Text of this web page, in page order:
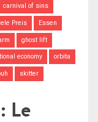
carnival of sins
Preis Essen
ghost lift
economy orbita
skitter
Le